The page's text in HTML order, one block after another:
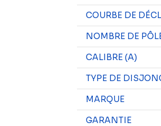
COURBE DE
NOMBRE DE
CALIBRE (A)
TYPE DE
MARQUE
GARANTIE